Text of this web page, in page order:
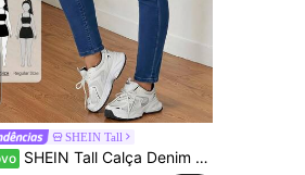
SHEIN Tall
SHEIN Tall Calça Denim Skinny Casual Versátil para Uso Diário Feminina